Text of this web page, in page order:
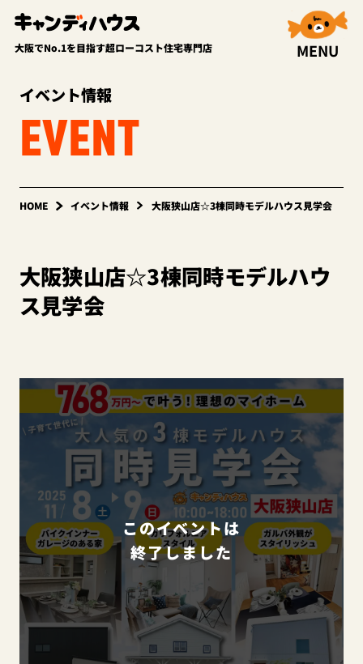
大阪でNo.1を目指す超ローコスト住宅専門店 MENU
イベント情報
EVENT
HOME イベント情報 大阪狭山店☆3棟同時モデルハウス見学会
大阪狭山店☆3棟同時モデルハウ
ス見学会
このイベントは
終了しました